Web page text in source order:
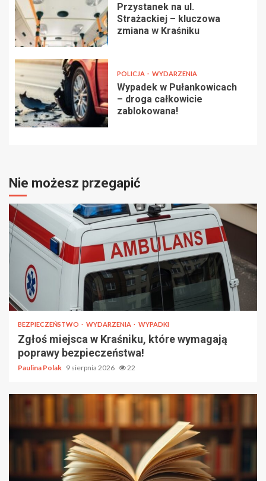
Przystanek na ul.
Strażackiej – kluczowa
zmiana w Kraśniku
POLICJA WYDARZENIA
Wypadek w Pułankowicach
– droga całkowicie
zablokowana!
Nie możesz przegapić
BEZPIECZEŃSTWO WYDARZENIA WYPADKI
Zgłoś miejsca w Kraśniku, które wymagają
poprawy bezpieczeństwa!
Paulina Polak 9 sierpnia 2026 22